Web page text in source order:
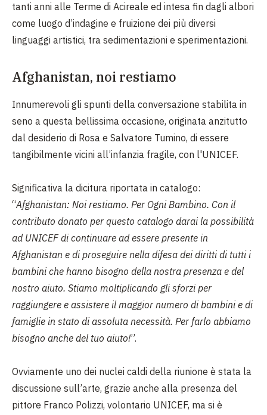
tanti anni alle Terme di Acireale ed intesa fin dagli albori
come luogo d’indagine e fruizione dei più diversi
linguaggi artistici, tra sedimentazioni e sperimentazioni.
Afghanistan, noi restiamo
Innumerevoli gli spunti della conversazione stabilita in
seno a questa bellissima occasione, originata anzitutto
dal desiderio di Rosa e Salvatore Tumino, di essere
tangibilmente vicini all’infanzia fragile, con l'UNICEF.
Significativa la dicitura riportata in catalogo:
“Afghanistan: Noi restiamo. Per Ogni Bambino. Con il
contributo donato per questo catalogo darai la possibilità
ad UNICEF di continuare ad essere presente in
Afghanistan e di proseguire nella difesa dei diritti di tutti i
bambini che hanno bisogno della nostra presenza e del
nostro aiuto. Stiamo moltiplicando gli sforzi per
raggiungere e assistere il maggior numero di bambini e di
famiglie in stato di assoluta necessità. Per farlo abbiamo
bisogno anche del tuo aiuto!”.
Ovviamente uno dei nuclei caldi della riunione è stata la
discussione sull’arte, grazie anche alla presenza del
pittore Franco Polizzi, volontario UNICEF, ma si è